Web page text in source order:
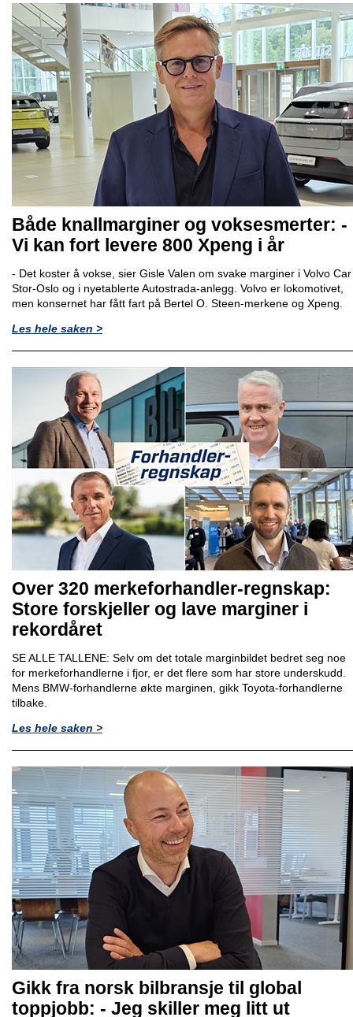
Både knallmarginer og voksesmerter: -
Vi kan fort levere 800 Xpeng i år
- Det koster å vokse, sier Gisle Valen om svake marginer i Volvo Car
Stor-Oslo og i nyetablerte Autostrada-anlegg. Volvo er lokomotivet,
men konsernet har fått fart på Bertel O. Steen-merkene og Xpeng.
Les hele saken >
Over 320 merkeforhandler-regnskap:
Store forskjeller og lave marginer i
rekordåret
SE ALLE TALLENE: Selv om det totale marginbildet bedret seg noe
for merkeforhandlerne i fjor, er det flere som har store underskudd.
Mens BMW-forhandlerne økte marginen, gikk Toyota-forhandlerne
tilbake.
Les hele saken >
Gikk fra norsk bilbransje til global
toppjobb: - Jeg skiller meg litt ut